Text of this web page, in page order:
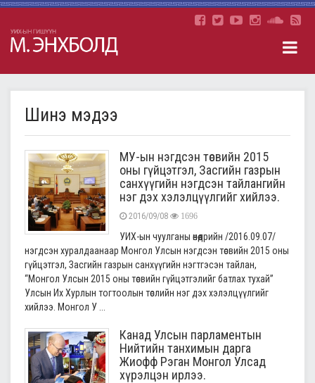
Шинэ мэдээ
МУ-ын нэгдсэн төсвийн 2015
оны гүйцэтгэл, Засгийн газрын
санхүүгийн нэгдсэн тайлангийн
нэг дэх хэлэлцүүлгийг хийлээ.
2016/09/08 1696
УИХ-ын чуулганы өнөөдрийн /2016.09.07/
нэгдсэн хуралдаанаар Монгол Улсын нэгдсэн төсвийн 2015 оны
гүйцэтгэл, Засгийн газрын санхүүгийн нэгтгэсэн тайлан,
“Монгол Улсын 2015 оны төсвийн гүйцэтгэлийг батлах тухай”
Улсын Их Хурлын тогтоолын төслийн нэг дэх хэлэлцүүлгийг
хийлээ. Монгол У ...
Канад Улсын парламентын
Нийтийн танхимын дарга
Жиофф Рэган Монгол Улсад
хүрэлцэн ирлээ.